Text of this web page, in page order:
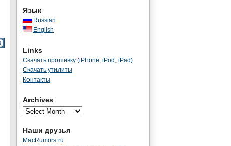
Язык
Russian
English
Links
Скачать прошивку (iPhone, iPod, iPad)
Скачать утилиты
Контакты
Archives
Наши друзья
MacRumors.ru